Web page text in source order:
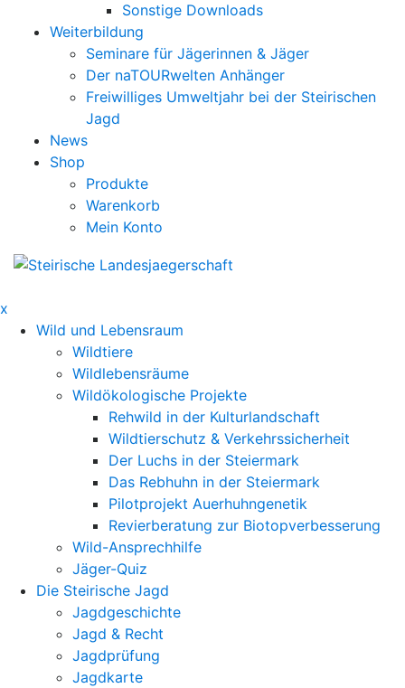
Sonstige Downloads
Weiterbildung
Seminare für Jägerinnen & Jäger
Der naTOURwelten Anhänger
Freiwilliges Umweltjahr bei der Steirischen
Jagd
News
Shop
Produkte
Warenkorb
Mein Konto
x
Wild und Lebensraum
Wildtiere
Wildlebensräume
Wildökologische Projekte
Rehwild in der Kulturlandschaft
Wildtierschutz & Verkehrssicherheit
Der Luchs in der Steiermark
Das Rebhuhn in der Steiermark
Pilotprojekt Auerhuhngenetik
Revierberatung zur Biotopverbesserung
Wild-Ansprechhilfe
Jäger-Quiz
Die Steirische Jagd
Jagdgeschichte
Jagd & Recht
Jagdprüfung
Jagdkarte